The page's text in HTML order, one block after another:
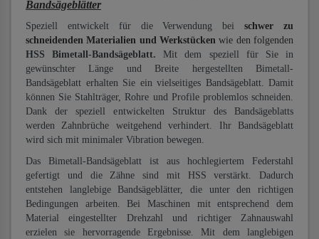
Bandsägeblätter
Speziell entwickelt für die Verwendung beischwer zu
schneidenden Materialien und Werkstücken wie den folgenden
HSS Bimetall-Bandsägeblatt. Mit dem speziell für Sie in
gewünschter Länge und Breite hergestellten Bimetall-
Bandsägeblatt erhalten Sie ein vielseitiges Bandsägeblatt. Damit
können Sie Stahlträger, Rohre und Profile problemlos schneiden.
Dank der speziell entwickelten Struktur des Bandsägeblatts
werden Zahnbrüche weitgehend verhindert. Ihr Bandsägeblatt
wird sich mit minimaler Vibration bewegen.
Das Bimetall-Bandsägeblatt ist aus hochlegiertem Federstahl
gefertigt und die Zähne sind mit HSS verstärkt. Dadurch
entstehen langlebige Bandsägeblätter, die unter den richtigen
Bedingungen arbeiten. Bei Maschinen mit entsprechend dem
Material eingestellter Drehzahl und richtiger Zahnauswahl
erzielen sie hervorragende Ergebnisse. Mit dem langlebigen